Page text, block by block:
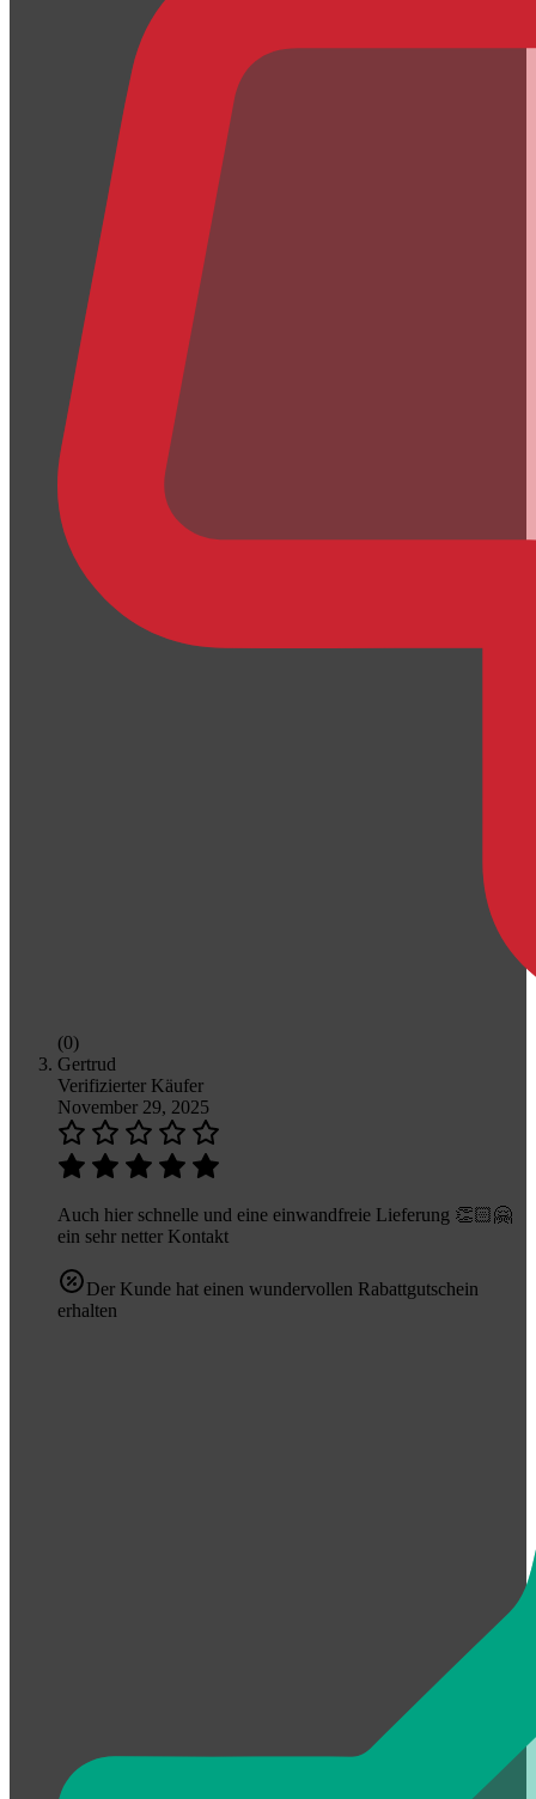
(0)
Gertrud
Verifizierter Käufer
November 29, 2025
Auch hier schnelle und eine einwandfreie Lieferung 👏🏻🤗
ein sehr netter Kontakt
Der Kunde hat einen wundervollen Rabattgutschein
erhalten